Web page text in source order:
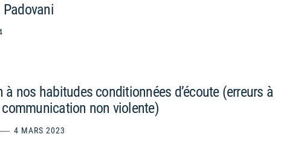
Padovani
à nos habitudes conditionnées d’écoute (erreurs à
communication non violente)
4 MARS 2023